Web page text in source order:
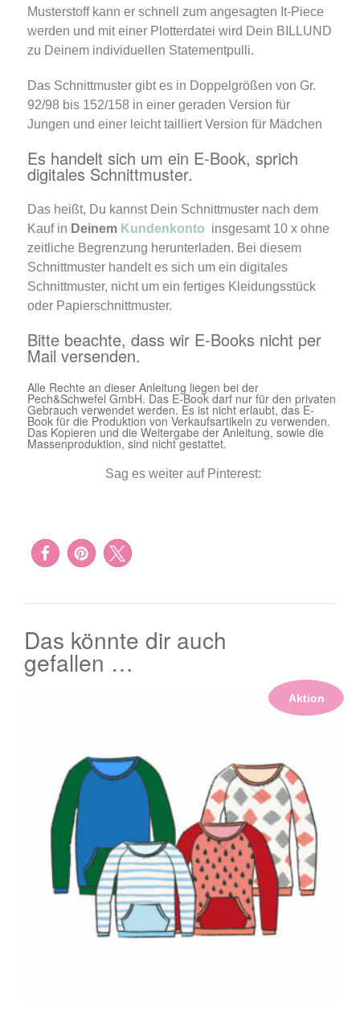
Musterstoff kann er schnell zum angesagten It-Piece
werden und mit einer Plotterdatei wird Dein BILLUND
zu Deinem individuellen Statementpulli.
Das Schnittmuster gibt es in Doppelgrößen von Gr.
92/98 bis 152/158 in einer geraden Version für
Jungen und einer leicht tailliert Version für Mädchen
Es handelt sich um ein E-Book, sprich
digitales Schnittmuster.
Das heißt, Du kannst Dein Schnittmuster nach dem
Kauf in Deinem Kundenkonto insgesamt 10 x ohne
zeitliche Begrenzung herunterladen. Bei diesem
Schnittmuster handelt es sich um ein digitales
Schnittmuster, nicht um ein fertiges Kleidungsstück
oder Papierschnittmuster.
Bitte beachte, dass wir E-Books nicht per
Mail versenden.
Alle Rechte an dieser Anleitung liegen bei der
Pech&Schwefel GmbH. Das E-Book darf nur für den privaten
Gebrauch verwendet werden. Es ist nicht erlaubt, das E-
Book für die Produktion von Verkaufsartikeln zu verwenden.
Das Kopieren und die Weitergabe der Anleitung, sowie die
Massenproduktion, sind nicht gestattet.
Sag es weiter auf Pinterest:
Das könnte dir auch
gefallen …
Aktion